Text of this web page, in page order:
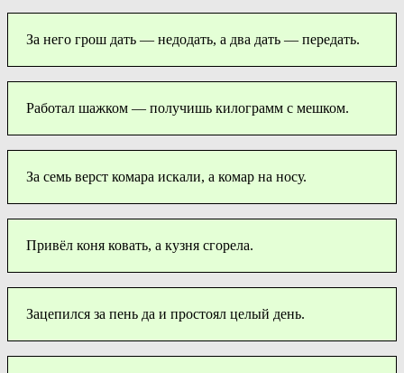
За него грош дать — недодать, а два дать — передать.
Работал шажком — получишь килограмм с мешком.
За семь верст комара искали, а комар на носу.
Привёл коня ковать, а кузня сгорела.
Зацепился за пень да и простоял целый день.